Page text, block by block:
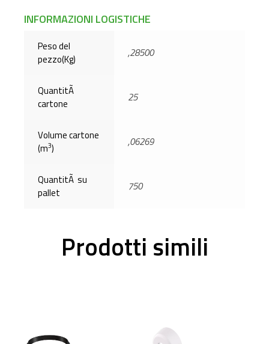
INFORMAZIONI LOGISTICHE
Peso del
pezzo(Kg)
,28500
QuantitÃ
cartone
25
Volume cartone
(m3) ,06269
QuantitÃ su
pallet
750
Prodotti simili